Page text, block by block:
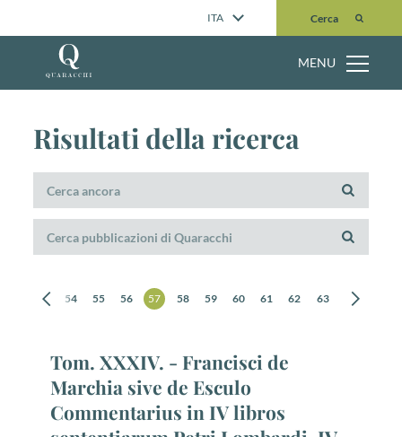
ITA Cerca
Cerca
MENU
Risultati della ricerca
53 54 55 56 57 58 59 60 61 62 63 64
Tom. XXXIV. - Francisci de
Marchia sive de Esculo
Commentarius in IV libros